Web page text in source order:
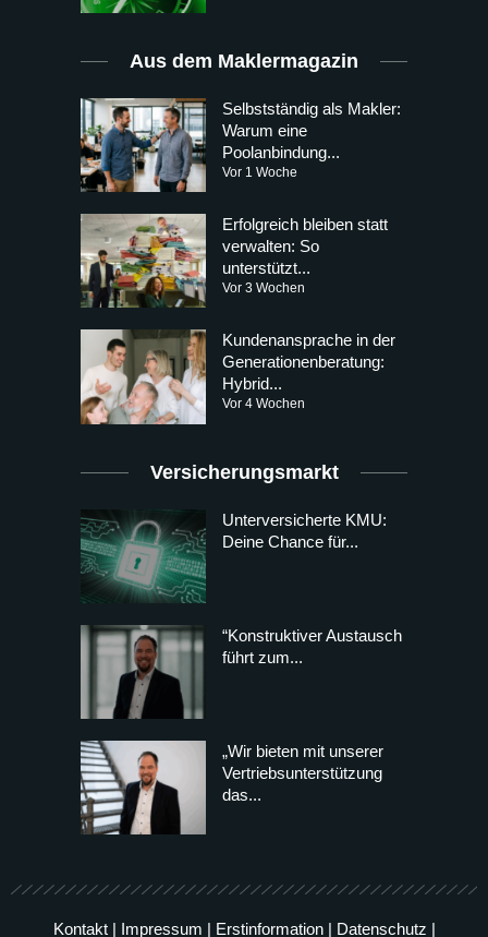
Aus dem Maklermagazin
Selbstständig als Makler:
Warum eine
Poolanbindung...
Vor 1 Woche
Erfolgreich bleiben statt
verwalten: So
unterstützt...
Vor 3 Wochen
Kundenansprache in der
Generationenberatung:
Hybrid...
Vor 4 Wochen
Versicherungsmarkt
Unterversicherte KMU:
Deine Chance für...
“Konstruktiver Austausch
führt zum...
„Wir bieten mit unserer
Vertriebsunterstützung
das...
Kontakt| Impressum | Erstinformation| Datenschutz |